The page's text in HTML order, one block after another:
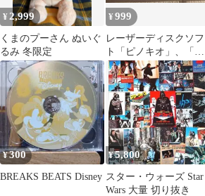
¥ 2,999
くまのプーさん ぬいぐ
るみ 冬限定
¥999
レーザーディスクソフ
ト「ピノキオ」、「く
まのプーさん」２枚セ
ット
¥300
BREAKS BEATS Disney
¥5,800
スター・ウォーズ Star
Wars 大量 切り抜き